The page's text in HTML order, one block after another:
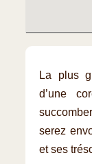
La plus
d’une
serez
et ses